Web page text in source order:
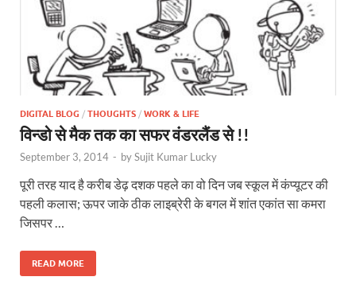
DIGITAL BLOG / THOUGHTS / WORK & LIFE
विन्डो से मैक तक का सफर वंडरलैंड से !!
September 3, 2014 - bySujit Kumar Lucky
पूरी तरह याद है करीब डेढ़ दशक पहले का वो दिन जब स्कूल में कंप्यूटर की
पहली कलास; ऊपर जाके ठीक लाइब्रेरी के बगल में शांत एकांत सा कमरा
जिसपर …
READ MORE